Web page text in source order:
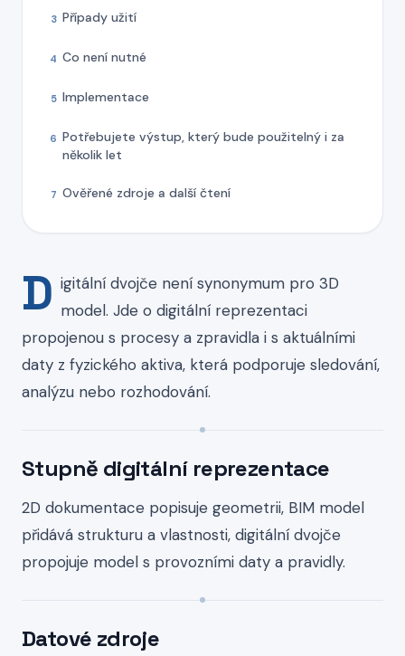
3 Případy užití
4 Co není nutné
5 Implementace
6 Potřebujete výstup, který bude použitelný i za
několik let
7 Ověřené zdroje a další čtení
D igitální dvojče není synonymum pro 3D
model. Jde o digitální reprezentaci
propojenou s procesy a zpravidla i s aktuálními
daty z fyzického aktiva, která podporuje sledování,
analýzu nebo rozhodování.
Stupně digitální reprezentace
2D dokumentace popisuje geometrii, BIM model
přidává strukturu a vlastnosti, digitální dvojče
propojuje model s provozními daty a pravidly.
Datové zdroje